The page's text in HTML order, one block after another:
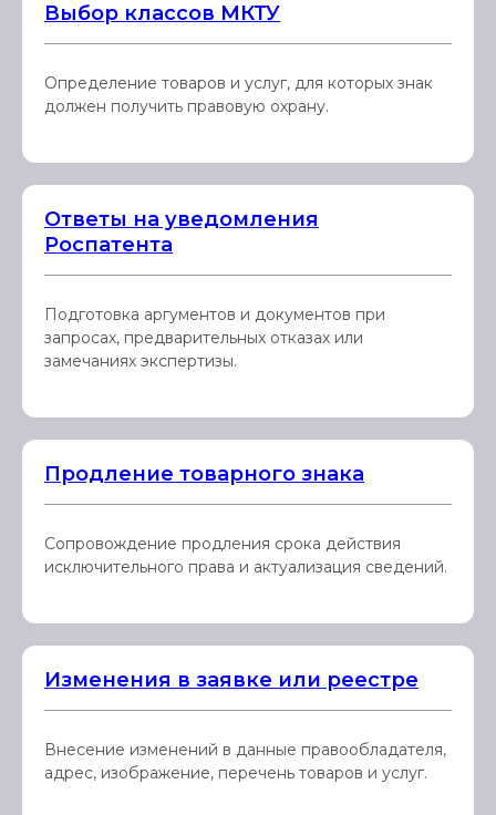
Выбор классов МКТУ
Определение товаров и услуг, для которых знак
должен получить правовую охрану.
Ответы на уведомления
Роспатента
Подготовка аргументов и документов при
запросах, предварительных отказах или
замечаниях экспертизы.
Продление товарного знака
Сопровождение продления срока действия
исключительного права и актуализация сведений.
Изменения в заявке или реестре
Внесение изменений в данные правообладателя,
адрес, изображение, перечень товаров и услуг.